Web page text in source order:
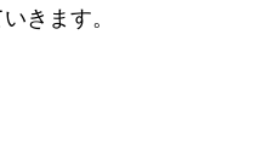
きます。